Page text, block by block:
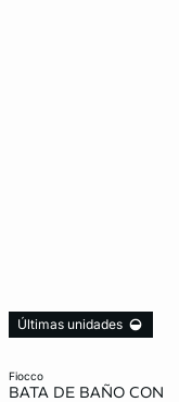
fiocco
BATA DE BAÑO CON
Últimas unidades